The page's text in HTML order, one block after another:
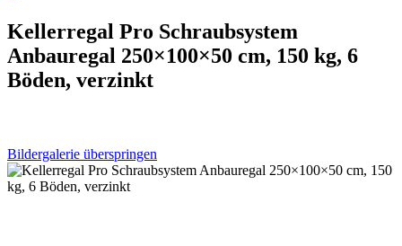
Kellerregal Pro Schraubsystem
Anbauregal 250×100×50 cm, 150 kg, 6
Böden, verzinkt
Bildergalerie überspringen